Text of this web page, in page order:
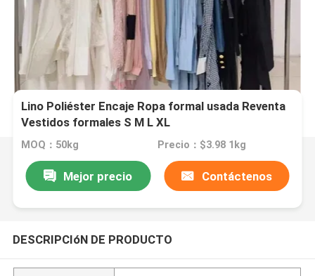
Lino Poliéster Encaje Ropa formal usada Reventa
Vestidos formales S M L XL
MOQ：50kg Precio：$3.98 1kg
Mejor precio Contáctenos
DESCRIPCIóN DE PRODUCTO